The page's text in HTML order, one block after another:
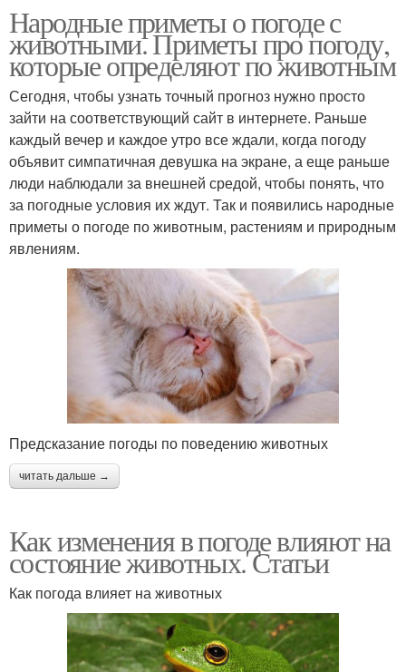
Народные приметы о погоде с
животными. Приметы про погоду,
которые определяют по животным
Сегодня, чтобы узнать точный прогноз нужно просто
зайти на соответствующий сайт в интернете. Раньше
каждый вечер и каждое утро все ждали, когда погоду
объявит симпатичная девушка на экране, а еще раньше
люди наблюдали за внешней средой, чтобы понять, что
за погодные условия их ждут. Так и появились народные
приметы о погоде по животным, растениям и природным
явлениям.
Предсказание погоды по поведению животных
читать дальше →
Как изменения в погоде влияют на
состояние животных. Статьи
Как погода влияет на животных